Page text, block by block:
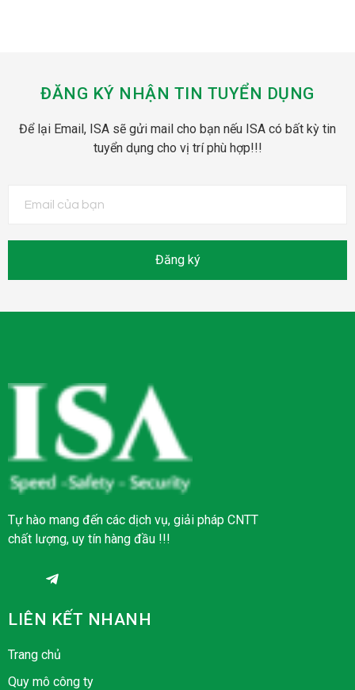
ĐĂNG KÝ NHẬN TIN TUYỂN DỤNG
Để lại Email, ISA sẽ gửi mail cho bạn nếu ISA có bất kỳ tin
tuyển dụng cho vị trí phù hợp!!!
Đăng ký
Tự hào mang đến các dịch vụ, giải pháp CNTT
chất lượng, uy tín hàng đầu !!!
LIÊN KẾT NHANH
Trang chủ
Quy mô công ty